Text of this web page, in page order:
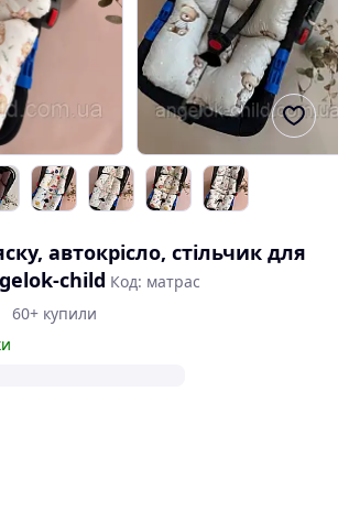
автокрісло, стільчик для
child Код: матрас
60+ купили